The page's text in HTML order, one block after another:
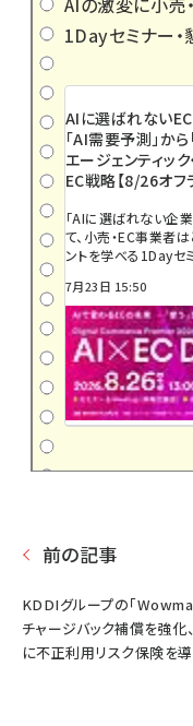
1Dayセミナー・
AIに選ばれない
「AI需要予測」か
エージェンティッ
EC戦略【8/26オフ
「AIに選ばれない企
て、小売・EC事業者
ントを学べる1Dayセ
7月23日 15:50
前の記事
KDDIグループの「
チャージバック補償を強化
に不正利用リスク保険を